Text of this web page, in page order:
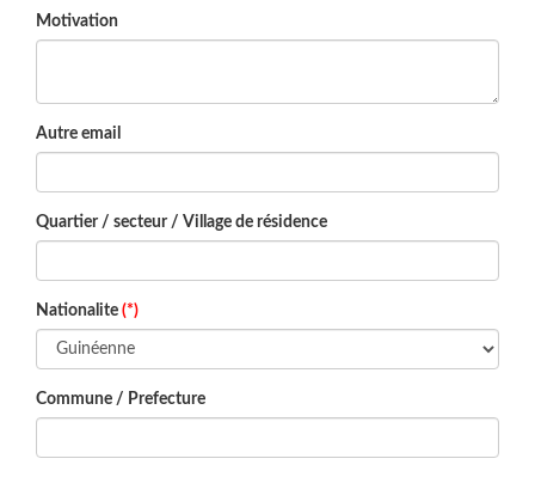
Motivation
Autre email
Quartier / secteur / Village de résidence
Nationalite (*)
Commune / Prefecture